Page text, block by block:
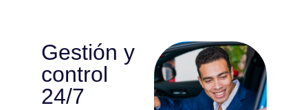
Gestión y
control
24/7